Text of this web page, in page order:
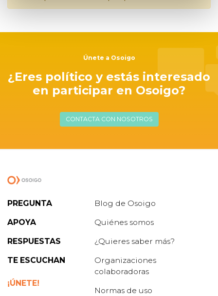
Únete a Osoigo
¿Eres político y estás interesado
en participar en Osoigo?
CONTACTA CON NOSOTROS
PREGUNTA
APOYA
RESPUESTAS
TE ESCUCHAN
¡ÚNETE!
Blog de Osoigo
Quiénes somos
¿Quieres saber más?
Organizaciones
colaboradoras
Normas de uso